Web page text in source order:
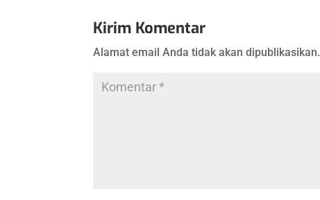
Kirim Komentar
Alamat email Anda tidak akan dipublikasikan.